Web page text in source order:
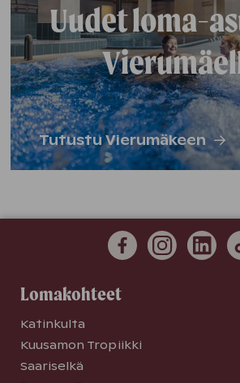
Uudet loma-
Tutustu Vierumäkeen
Lomakohteet
Katinkulta
Kuusamon Tropiikki
Saariselkä